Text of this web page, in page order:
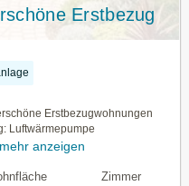
Erstbezug
Erstbezugwohnungen
Luftwärmepumpe
mehr anzeigen
Zimmer